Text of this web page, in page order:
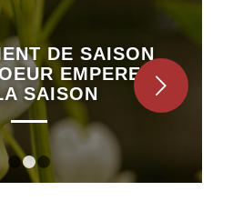
DE SAISON
EMPEREUR
SAISON
2 3